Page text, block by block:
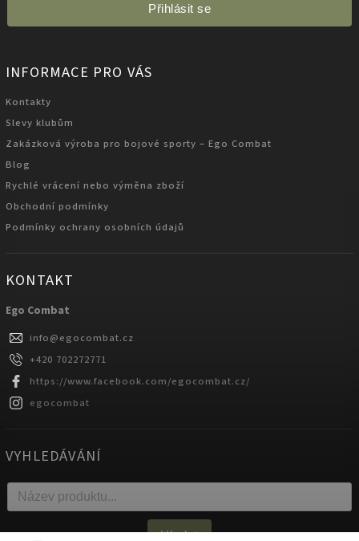
Přihlásit se
INFORMACE PRO VÁS
Kontakty
Slevy klubům
Zakázková výroba pro bojové sporty – Ego Combat
Blog
Rychlé vrácení nebo výměna zboží
Obchodní podmínky
Podmínky ochrany osobních údajů
KONTAKT
Ego Combat
info@egocombat.cz
+420 702272771
https://www.facebook.com/egocombat.cz/
egocombat
VYHLEDÁVÁNÍ
Hledat